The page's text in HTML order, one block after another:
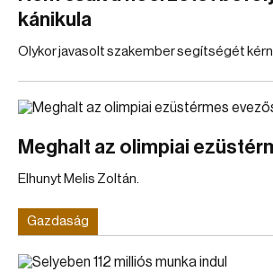
kánikula
Olykor javasolt szakember segítségét
Meghalt az olimpiai
Elhunyt Melis Zoltán.
Gazdaság